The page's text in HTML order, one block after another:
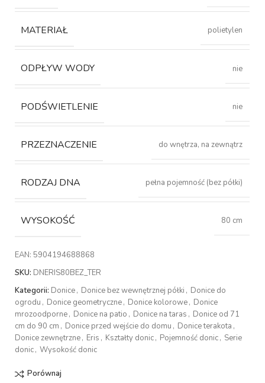
MATERIAŁ polietylen
ODPŁYW WODY nie
PODŚWIETLENIE nie
PRZEZNACZENIE do wnętrza, na zewnątrz
RODZAJ DNA pełna pojemność (bez półki)
WYSOKOŚĆ 80 cm
EAN: 5904194688868
SKU: DNERIS80BEZ_TER
Kategorii: Donice, Donice bez wewnętrznej półki , Donice do
ogrodu , Donice geometryczne, Donice kolorowe, Donice
mrozoodporne, Donice na patio , Donice na taras , Donice od 71
cm do 90 cm , Donice przed wejście do domu , Donice terakota ,
Donice zewnętrzne, Eris , Kształty donic, Pojemność donic, Serie
donic, Wysokość donic
Porównaj